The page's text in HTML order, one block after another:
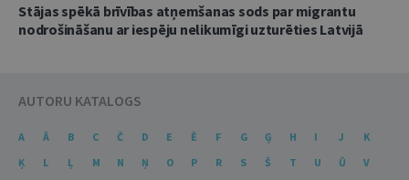
Stājas spēkā brīvības atņemšanas sods par migrantu
nodrošināšanu ar iespēju nelikumīgi uzturēties Latvijā
AUTORU KATALOGS
A Ā B C Č D E Ē F G Ģ H I J
K
Ķ
L Ļ M N Ņ O P R S Š T U Ū
V